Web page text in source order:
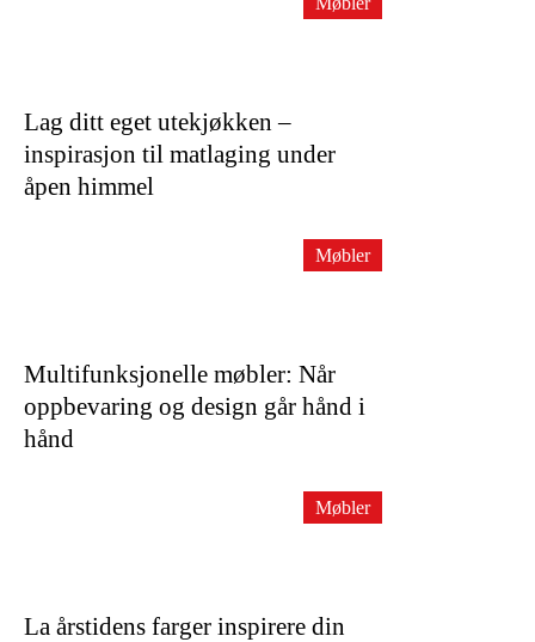
Lag ditt eget utekjøkken –
inspirasjon til matlaging under
åpen himmel
Multifunksjonelle møbler: Når
oppbevaring og design går hånd i
hånd
Møbler
La årstidens farger inspirere din
Møbler